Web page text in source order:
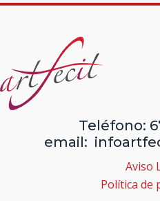
Teléfono:
email:
Aviso
Política de